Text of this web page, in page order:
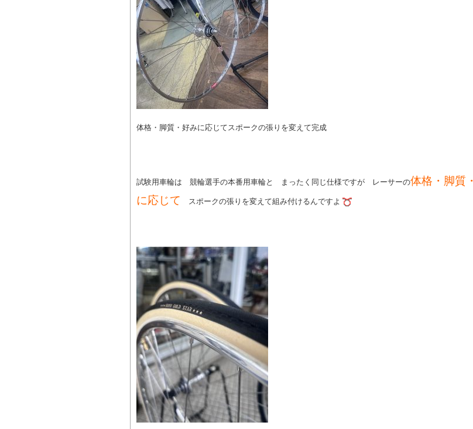
体格・脚質・好みに応じてスポークの張りを変えて完成
試験用車輪は 競輪選手の本番用車輪と まったく同じ仕様ですが レーサーの体格・脚質
に応じて
スポークの張りを変えて組み付けるんですよ